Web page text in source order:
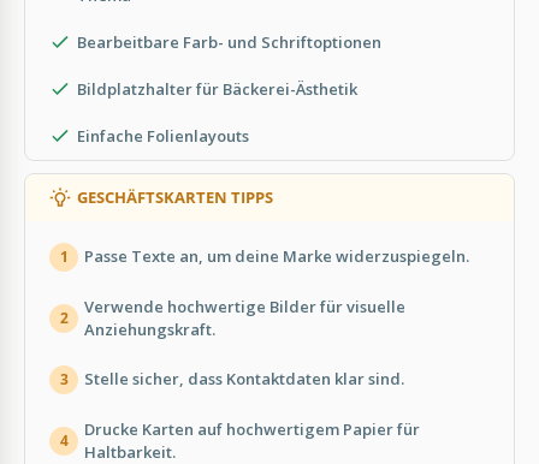
Bearbeitbare Farb- und Schriftoptionen
Bildplatzhalter für Bäckerei-Ästhetik
Einfache Folienlayouts
GESCHÄFTSKARTEN TIPPS
1 Passe Texte an, um deine Marke widerzuspiegeln.
2
Verwende hochwertige Bilder für visuelle
Anziehungskraft.
3 Stelle sicher, dass Kontaktdaten klar sind.
4
Drucke Karten auf hochwertigem Papier für
Haltbarkeit.